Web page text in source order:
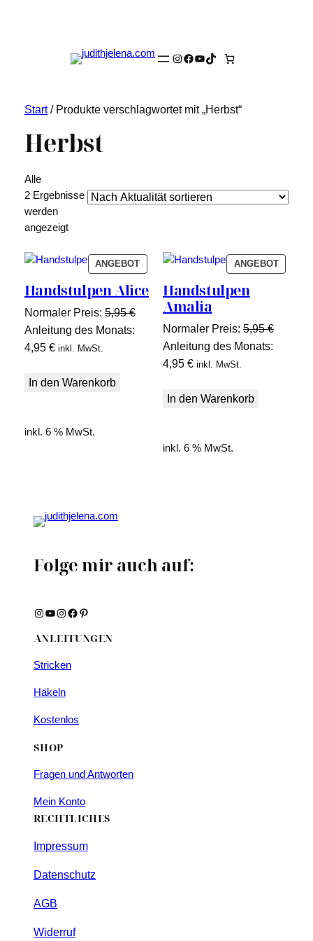
Instagram
Facebook
YouTube
TikTok
Start/ Produkte verschlagwortet mit „Herbst“
Herbst
Alle
2 Ergebnisse
werden
angezeigtNach
sortiertANGEBOTPRODUKT
IM
ANGEBOT
Handstulpen Alice
Normaler Preis: 5,95€Ursprünglicher
5,95 €
Anleitung des Monats:
4,95 €Aktueller
ist:
inkl. MwSt.
In den Warenkorb
inkl. 6 % MwSt.
ANGEBOT
IM
Handstulpen
Amalia
Normaler Preis: 5,95€
Anleitung des Monats:
4,95€Aktueller
ist:
inkl. MwSt.
In den Warenkorb
inkl. 6 % MwSt.
Folge mir auch auf:
Instagram YouTube Instagram Facebook Pinterest
ANLEITUNGEN
Stricken
Häkeln
Kostenlos
SHOP
Fragen und Antworten
Mein Konto
RECHTLICHES
Impressum
Datenschutz
AGB
Widerruf